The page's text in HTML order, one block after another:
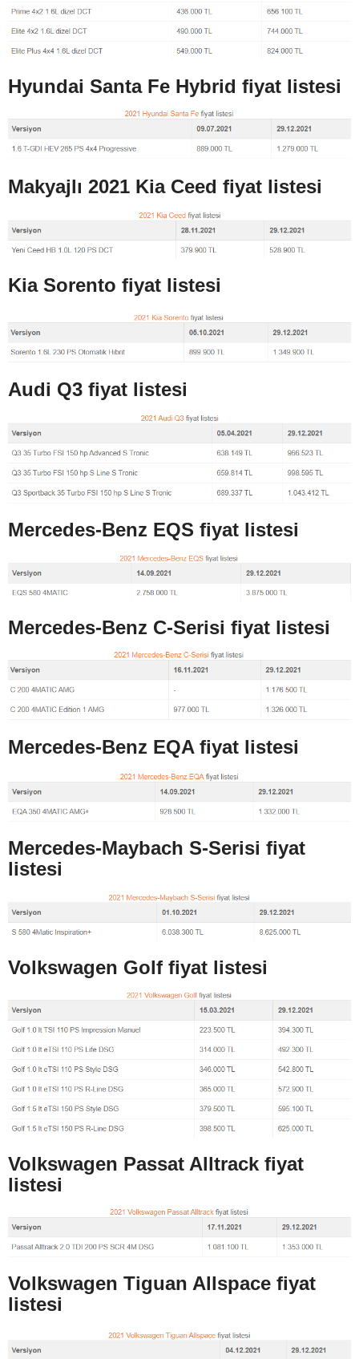
Hyundai Santa Fe Hybrid fiyat listesi
Makyajlı 2021 Kia Ceed fiyat listesi
Kia Sorento fiyat listesi
Audi Q3 fiyat listesi
Mercedes-Benz EQS fiyat listesi
Mercedes-Benz C-Serisi fiyat listesi
Mercedes-Benz EQA fiyat listesi
Mercedes-Maybach S-Serisi fiyat
listesi
Volkswagen Golf fiyat listesi
Volkswagen Passat Alltrack fiyat
listesi
Volkswagen Tiguan Allspace fiyat
listesi